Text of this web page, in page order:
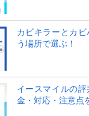
カビキラーとカ
う場所で選ぶ！
イースマイルの
金・対応・注意点